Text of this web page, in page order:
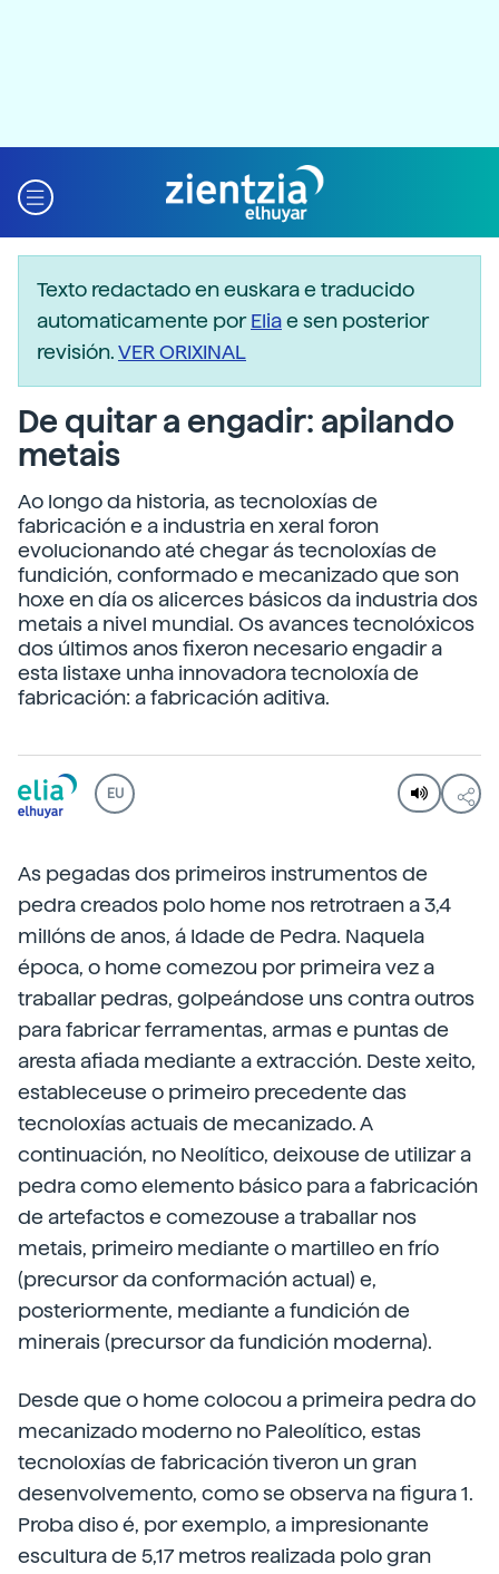
Texto redactado en euskara e traducido
automaticamente porEliae sen posterior
revisión.VER ORIXINAL
De quitar a engadir: apilando
metais
Ao longo da historia, as tecnoloxías de
fabricación e a industria en xeral foron
evolucionando até chegar ás tecnoloxías de
fundición, conformado e mecanizado que son
hoxe en día os alicerces básicos da industria dos
metais a nivel mundial. Os avances tecnolóxicos
dos últimos anos fixeron necesario engadir a
esta listaxe unha innovadora tecnoloxía de
fabricación: a fabricación aditiva.
EU
As pegadas dos primeiros instrumentos de
pedra creados polo home nos retrotraen a 3,4
millóns de anos, á Idade de Pedra. Naquela
época, o home comezou por primeira vez a
traballar pedras, golpeándose uns contra outros
para fabricar ferramentas, armas e puntas de
aresta afiada mediante a extracción. Deste xeito,
estableceuse o primeiro precedente das
tecnoloxías actuais de mecanizado. A
continuación, no Neolítico, deixouse de utilizar a
pedra como elemento básico para a fabricación
de artefactos e comezouse a traballar nos
metais, primeiro mediante o martilleo en frío
(precursor da conformación actual) e,
posteriormente, mediante a fundición de
minerais (precursor da fundición moderna).
Desde que o home colocou a primeira pedra do
mecanizado moderno no Paleolítico, estas
tecnoloxías de fabricación tiveron un gran
desenvolvemento, como se observa na figura 1.
Proba diso é, por exemplo, a impresionante
escultura de 5,17 metros realizada polo gran